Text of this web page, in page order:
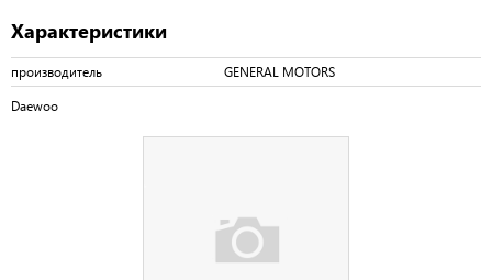
Характеристики
производитель GENERAL MOTORS
Daewoo